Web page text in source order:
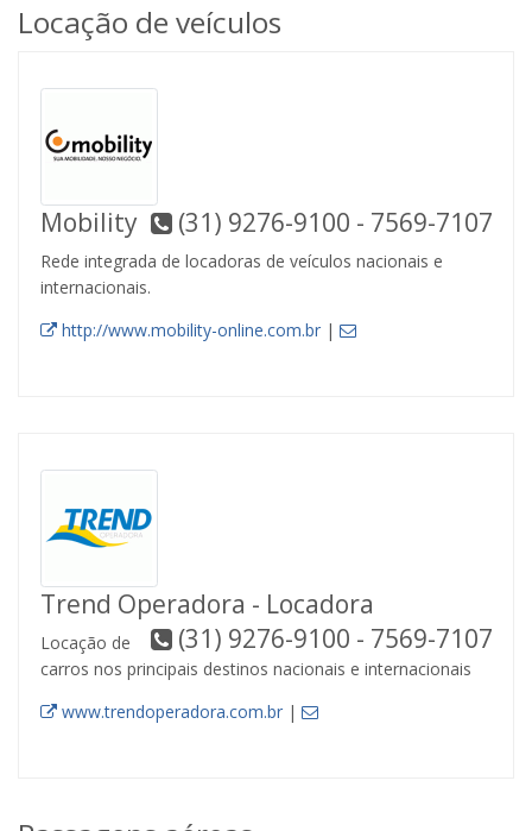
Locação de veículos
Mobility (31) 9276-9100 - 7569-7107
Rede integrada de locadoras de veículos nacionais e
internacionais.
http://www.mobility-online.com.br|
Trend Operadora - Locadora
(31) 9276-9100 - 7569-7107
Locação de
carros nos principais destinos nacionais e internacionais
www.trendoperadora.com.br|